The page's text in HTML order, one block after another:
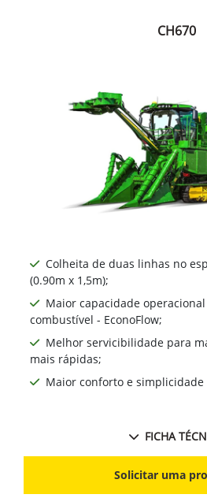
CH670
Colheita de duas linhas no
(0.90m x 1,5m);
Maior capacidade
combustível - EconoFlow;
Melhor servicibilidade para
mais rápidas;
Maior conforto e simplicidade
FICHA
Solicitar uma